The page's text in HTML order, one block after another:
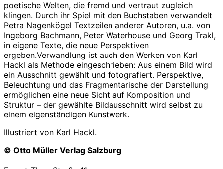
poetische Welten, die fremd und vertraut zugleich
klingen. Durch ihr Spiel mit den Buchstaben verwandelt
Petra Nagenkögel Textzeilen anderer Autoren, u.a. von
Ingeborg Bachmann, Peter Waterhouse und Georg Trakl,
in eigene Texte, die neue Perspektiven
ergeben.Verwandlung ist auch den Werken von Karl
Hackl als Methode eingeschrieben: Aus einem Bild wird
ein Ausschnitt gewählt und fotografiert. Perspektive,
Beleuchtung und das Fragmentarische der Darstellung
ermöglichen eine neue Sicht auf Komposition und
Struktur – der gewählte Bildausschnitt wird selbst zu
einem eigenständigen Kunstwerk.
Illustriert von Karl Hackl.
© Otto Müller Verlag Salzburg